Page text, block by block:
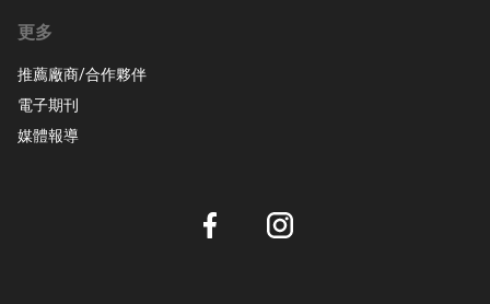
更多
推薦廠商/合作夥伴
電子期刊
媒體報導